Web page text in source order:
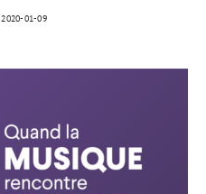
2020-01-09